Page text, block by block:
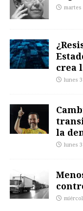
martes
crea
lunes
la
lunes